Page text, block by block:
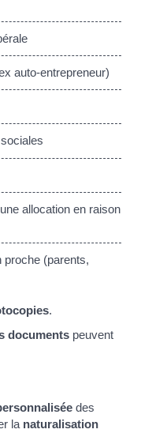
auto-entrepreneur)
allocation en raison
proche (parents,
.
documents peuvent
des
la naturalisation